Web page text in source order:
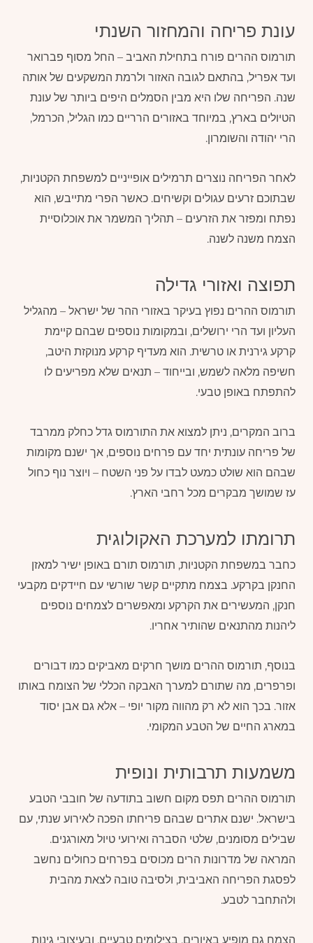
עונת פריחה והמחזור השנתי
תורמוס ההרים פורח בתחילת האביב – החל מסוף פברואר
ועד אפריל, בהתאם לגובה האזור ולרמת המשקעים של אותה
שנה. הפריחה שלו היא מבין הסמלים היפים ביותר של עונת
הטיולים בארץ, במיוחד באזורים הרריים כמו הגליל, הכרמל,
הרי יהודה והשומרון.
לאחר הפריחה נוצרים תרמילים אופייניים למשפחת הקטניות,
שבתוכם זרעים עגולים וקשיחים. כאשר הפרי מתייבש, הוא
נפתח ומפזר את הזרעים – תהליך המשמר את אוכלוסיית
הצמח משנה לשנה.
תפוצה ואזורי גדילה
תורמוס ההרים נפוץ בעיקר באזורי ההר של ישראל – מהגליל
העליון ועד הרי ירושלים, ובמקומות נוספים שבהם קיימת
קרקע גירנית או טרשית. הוא מעדיף קרקע מנוקזת היטב,
חשיפה מלאה לשמש, ובייחוד – תנאים שלא מפריעים לו
להתפתח באופן טבעי.
ברוב המקרים, ניתן למצוא את התורמוס גדל כחלק ממרבד
של פריחה עונתית יחד עם פרחים נוספים, אך ישנם מקומות
שבהם הוא שולט כמעט לבדו על פני השטח – ויוצר נוף כחול
עז שמושך מבקרים מכל רחבי הארץ.
תרומתו למערכת האקולוגית
כחבר במשפחת הקטניות, תורמוס תורם באופן ישיר למאזן
החנקן בקרקע. בצמח מתקיים קשר שורשי עם חיידקים מקבעי
חנקן, המעשירים את הקרקע ומאפשרים לצמחים נוספים
ליהנות מהתנאים שהותיר אחריו.
בנוסף, תורמוס ההרים מושך חרקים מאביקים כמו דבורים
ופרפרים, מה שתורם למערך האבקה הכללי של הצומח באותו
אזור. בכך הוא לא רק מהווה מקור יופי – אלא גם אבן יסוד
במארג החיים של הטבע המקומי.
משמעות תרבותית ונופית
תורמוס ההרים תפס מקום חשוב בתודעה של חובבי הטבע
בישראל. ישנם אתרים שבהם פריחתו הפכה לאירוע שנתי, עם
שבילים מסומנים, שלטי הסברה ואירועי טיול מאורגנים.
המראה של מדרונות הרים מכוסים בפרחים כחולים נחשב
לפסגת הפריחה האביבית, ולסיבה טובה לצאת מהבית
ולהתחבר לטבע.
הצמח גם מופיע באיורים, בצילומים טבעיים, ובעיצובי גינות